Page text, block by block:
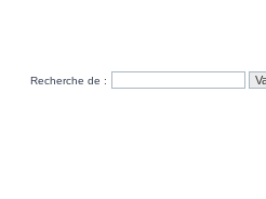
Recherche de :